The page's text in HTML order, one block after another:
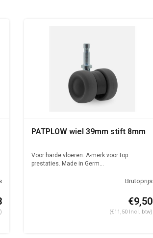
PATPLOW wiel 39mm stift 8mm
Voor harde vloeren. A-merk voor top
prestaties. Made in Germ...
€9,50
(€11,50 Incl. btw)